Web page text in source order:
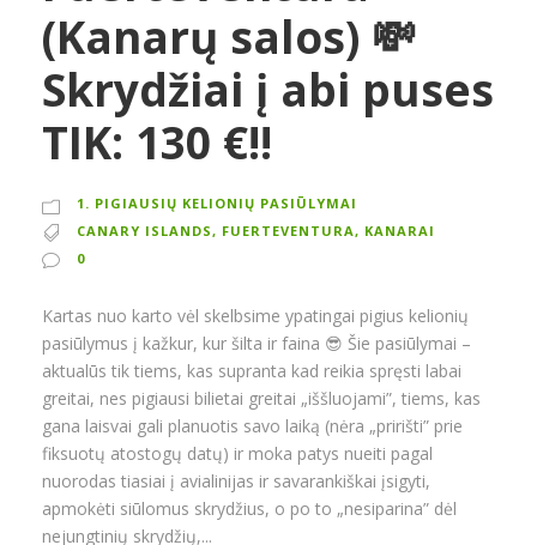
(Kanarų salos) 💸
Skrydžiai į abi puses
TIK: 130 €!!
1. PIGIAUSIŲ KELIONIŲ PASIŪLYMAI
CANARY ISLANDS, FUERTEVENTURA, KANARAI
0
Kartas nuo karto vėl skelbsime ypatingai pigius kelionių
pasiūlymus į kažkur, kur šilta ir faina 😎 Šie pasiūlymai –
aktualūs tik tiems, kas supranta kad reikia spręsti labai
greitai, nes pigiausi bilietai greitai „iššluojami”, tiems, kas
gana laisvai gali planuotis savo laiką (nėra „pririšti” prie
fiksuotų atostogų datų) ir moka patys nueiti pagal
nuorodas tiasiai į avialinijas ir savarankiškai įsigyti,
apmokėti siūlomus skrydžius, o po to „nesiparina” dėl
nejungtinių skrydžių,...